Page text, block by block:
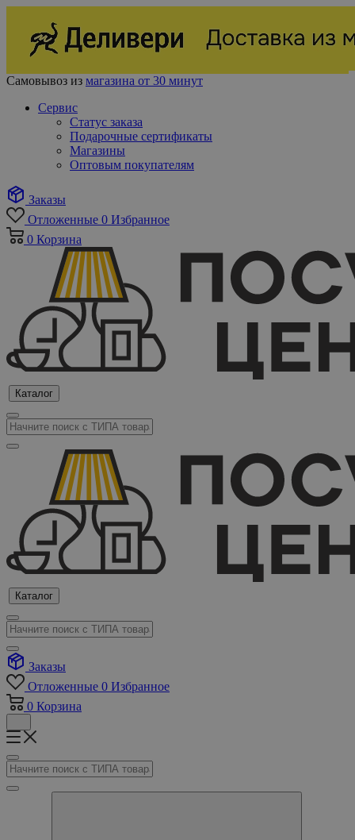
Самовывоз из магазина от 30 минут
Сервис
Статус заказа
Подарочные сертификаты
Магазины
Оптовым покупателям
Заказы
Отложенные 0 Избранное
0 Корзина
Каталог
Каталог
Заказы
Отложенные 0 Избранное
0 Корзина